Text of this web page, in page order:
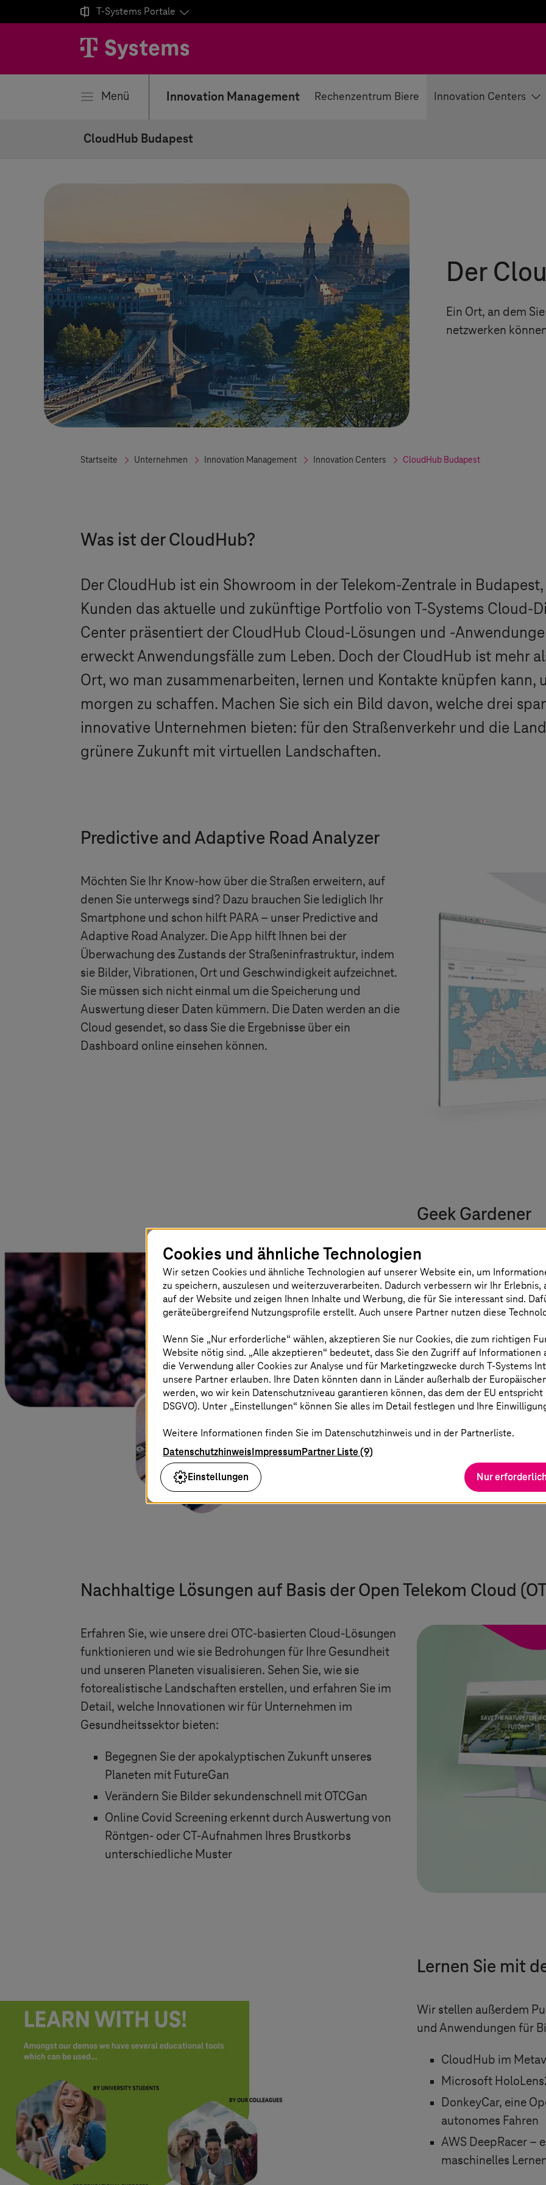
 T-Systems Portale
Menü Innovation Management Rechenzentrum Biere Innovation Centers
CloudHub Budapest
Der
Ein Ort, an dem
netzwerken
Startseite Unternehmen Innovation Management Innovation Centers CloudHub Budapest
Was ist der CloudHub?
Der CloudHub ist ein Showroom in der Telekom-Zentrale in
Kunden das aktuelle und zukünftige Portfolio von T-Systems Cloud-
Center präsentiert der CloudHub Cloud-Lösungen und -
erweckt Anwendungsfälle zum Leben. Doch der CloudHub ist mehr
Ort, wo man zusammenarbeiten, lernen und Kontakte knüpfen kann,
morgen zu schaffen. Machen Sie sich ein Bild davon, welche drei
innovative Unternehmen bieten: für den Straßenverkehr und die
grünere Zukunft mit virtuellen Landschaften.
Predictive and Adaptive Road Analyzer
Möchten Sie Ihr Know-how über die Straßen erweitern, auf
denen Sie unterwegs sind? Dazu brauchen Sie lediglich Ihr
Smartphone und schon hilft PARA – unser Predictive and
Adaptive Road Analyzer. Die App hilft Ihnen bei der
Überwachung des Zustands der Straßeninfrastruktur, indem
sie Bilder, Vibrationen, Ort und Geschwindigkeit aufzeichnet.
Sie müssen sich nicht einmal um die Speicherung und
Auswertung dieser Daten kümmern. Die Daten werden an die
Cloud gesendet, so dass Sie die Ergebnisse über ein
Dashboard online einsehen können.
Geek Gardener
Können Sie Ihre
Gardener wird Sie
Die App verwendet
Betrieb der auf Azure
Remote-Kubernetes-
eines Microcontrollers
Bodenfeuchtigkeit und
WLAN – so kann sie
Wunsch in der App
Nachhaltige Lösungen auf Basis der Open Telekom Cloud
Erfahren Sie, wie unsere drei OTC-basierten Cloud-Lösungen
funktionieren und wie sie Bedrohungen für Ihre Gesundheit
und unseren Planeten visualisieren. Sehen Sie, wie sie
fotorealistische Landschaften erstellen, und erfahren Sie im
Detail, welche Innovationen wir für Unternehmen im
Gesundheitssektor bieten:
Begegnen Sie der apokalyptischen Zukunft unseres
Planeten mit FutureGan
Verändern Sie Bilder sekundenschnell mit OTCGan
Online Covid Screening erkennt durch Auswertung von
Röntgen- oder CT-Aufnahmen Ihres Brustkorbs
unterschiedliche Muster
Lernen Sie mit
Wir stellen außerdem
und Anwendungen für
CloudHub im
Microsoft
DonkeyCar, eine
autonomes Fahren
AWS DeepRacer –
maschinelles
Cookies und ähnliche Technologien
Wir setzen Cookies und ähnliche Technologien auf unserer Website ein, um
zu speichern, auszulesen und weiterzuverarbeiten. Dadurch verbessern wir Ihr Erlebnis,
auf der Website und zeigen Ihnen Inhalte und Werbung, die für Sie interessant sind.
geräteübergreifend Nutzungsprofile erstellt. Auch unsere Partner nutzen diese
Wenn Sie „Nur erforderliche“ wählen, akzeptieren Sie nur Cookies, die zum richtigen
Website nötig sind. „Alle akzeptieren“ bedeutet, dass Sie den Zugriff auf Informationen
die Verwendung aller Cookies zur Analyse und für Marketingzwecke durchT-Systems
unsere Partner erlauben. Ihre Daten könnten dann in Länder außerhalb der
werden, wo wir kein Datenschutzniveau garantieren können, das dem der EU entspricht
DSGVO). Unter „Einstellungen“ können Sie alles im Detail festlegen und Ihre
Weitere Informationen finden Sie im Datenschutzhinweis und in der Partnerliste.
DatenschutzhinweisImpressumPartner Liste (9)
Einstellungen
Nur